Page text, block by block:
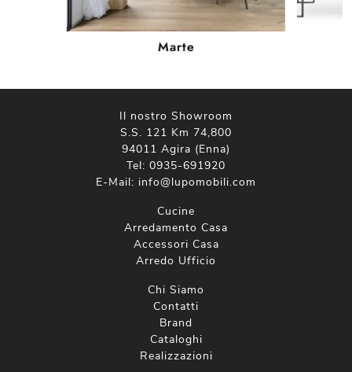
Marte
Il nostro Showroom
S.S. 121 Km 74,800
94011 Agira (Enna)
Tel: 0935-691920
E-Mail: info@lupomobili.com
Cucine
Arredamento Casa
Accessori Casa
Arredo Ufficio
Chi Siamo
Contatti
Brand
Cataloghi
Realizzazioni